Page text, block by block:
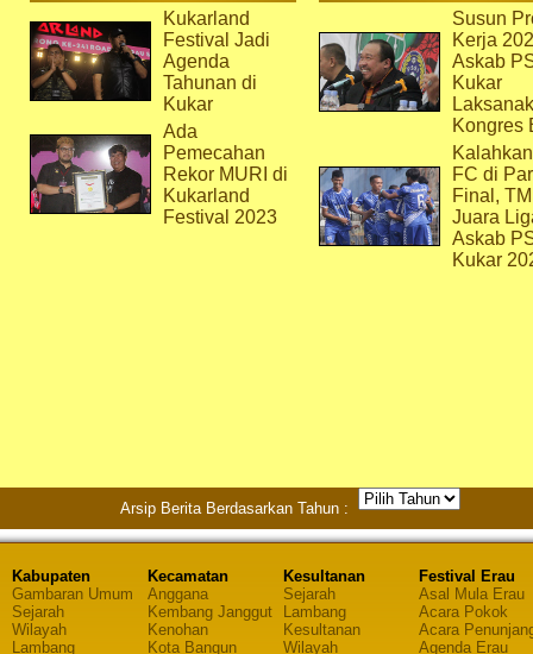
Kukarland
Festival Jadi
Agenda
Tahunan di
Kukar
Ada
Pemecahan
Rekor MURI di
Kukarland
Festival 2023
Susun
Kerja
Askab
Kukar
Kongres
FC di
Final,
Juara
Askab
Kukar
Arsip Berita Berdasarkan Tahun :
Kabupaten
Gambaran Umum
Sejarah
Wilayah
Lambang
Kecamatan
Anggana
Kembang Janggut
Kenohan
Kota Bangun
Kesultanan
Sejarah
Lambang
Kesultanan
Wilayah
Festival Erau
Asal Mula Erau
Acara Pokok
Acara
Agenda Erau